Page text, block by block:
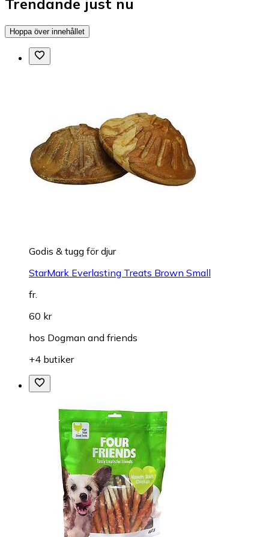
Hoppa över innehållet
Godis & tugg för djur
StarMark Everlasting Treats Brown Small
fr.
60 kr
hos Dogman and friends
+4 butiker